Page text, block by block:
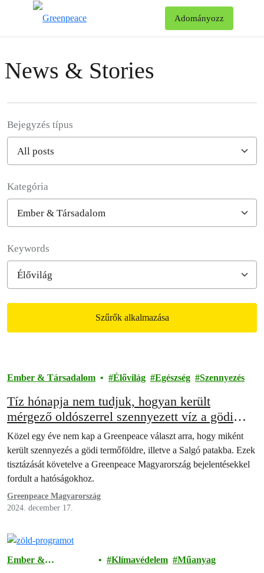
Adományozz
News & Stories
Bejegyzés típus
Kategória
Keywords
Szűrők alkalmazása
Ember & Társadalom Élővilág Egészség Szennyezés
Tíz hónapja nem tudjuk, hogyan került
mérgező oldószerrel szennyezett víz a gödi
termőföldre
Közel egy éve nem kap a Greenpeace választ arra, hogy miként
került szennyezés a gödi termőföldre, illetve a Salgó patakba. Ezek
tisztázását követelve a Greenpeace Magyarország bejelentésekkel
fordult a hatóságokhoz.
Greenpeace Magyarország
2024. december 17.
Ember &
Klímavédelem
Műanyag